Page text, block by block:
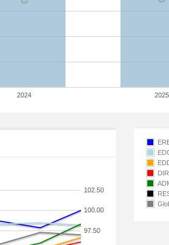
2024 2025
97.50
100.00
102.50